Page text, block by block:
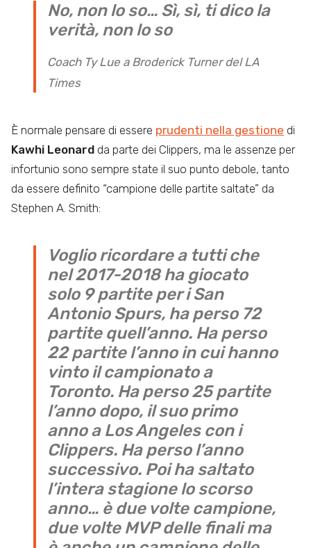
No, non lo so… Sì, sì, ti dico la
verità, non lo so
Coach Ty Lue a Broderick Turner del LA
Times
È normale pensare di essere prudenti nella gestione di
Kawhi Leonard da parte dei Clippers, ma le assenze per
infortunio sono sempre state il suo punto debole, tanto
da essere definito “campione delle partite saltate” da
Stephen A. Smith:
Voglio ricordare a tutti che
nel 2017-2018 ha giocato
solo 9 partite per i San
Antonio Spurs, ha perso 72
partite quell’anno. Ha perso
22 partite l’anno in cui hanno
vinto il campionato a
Toronto. Ha perso 25 partite
l’anno dopo, il suo primo
anno a Los Angeles con i
Clippers. Ha perso l’anno
successivo. Poi ha saltato
l’intera stagione lo scorso
anno… è due volte campione,
due volte MVP delle finali ma